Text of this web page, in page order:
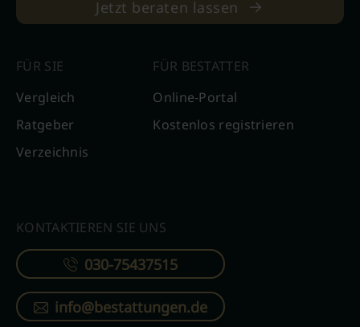
Jetzt beraten lassen
FÜR SIE
Vergleich
Ratgeber
Verzeichnis
FÜR BESTATTER
Online-Portal
Kostenlos registrieren
KONTAKTIEREN SIE UNS
030-75437515
info@bestattungen.de